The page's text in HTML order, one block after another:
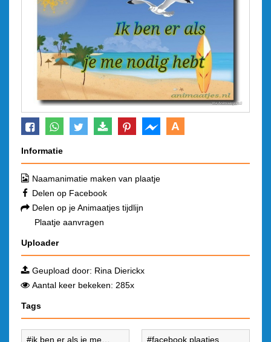
A
Informatie
Naamanimatie maken van plaatje
Delen op Facebook
Delen op je Animaatjes tijdlijn
Plaatje aanvragen
Uploader
Geupload door: Rina Dierickx
Aantal keer bekeken: 285x
Tags
ik ben er als je me
facebook plaatjes